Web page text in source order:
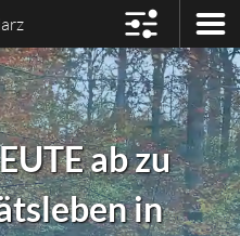
ab zu
in